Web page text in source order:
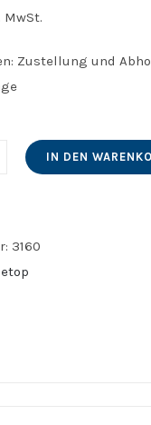
Zustellung und
IN DEN
3160